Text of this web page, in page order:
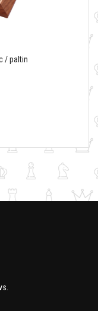
/ paltin